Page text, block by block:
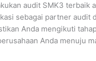
audit SMK3
sebagai partner audit
Anda mengikuti
Anda menuju